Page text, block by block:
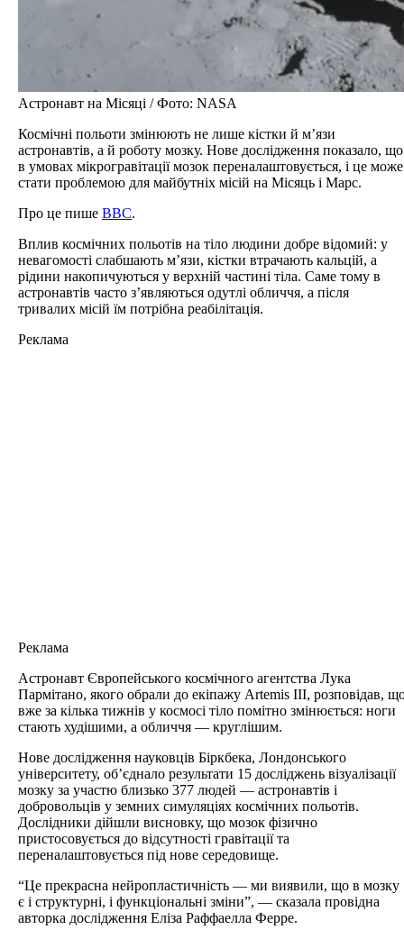
Астронавт на Місяці / Фото: NASA
Космічні польоти змінюють не лише кістки й м’язи
астронавтів, а й роботу мозку. Нове дослідження показало, що
в умовах мікрогравітації мозок переналаштовується, і це може
стати проблемою для майбутніх місій на Місяць і Марс.
Про це пише BBC.
Вплив космічних польотів на тіло людини добре відомий: у
невагомості слабшають м’язи, кістки втрачають кальцій, а
рідини накопичуються у верхній частині тіла. Саме тому в
астронавтів часто з’являються одутлі обличчя, а після
тривалих місій їм потрібна реабілітація.
Реклама
Реклама
Астронавт Європейського космічного агентства Лука
Пармітано, якого обрали до екіпажу Artemis III, розповідав,
вже за кілька тижнів у космосі тіло помітно змінюється: ноги
стають худішими, а обличчя — круглішим.
Нове дослідження науковців Біркбека, Лондонського
університету, об’єднало результати 15 досліджень візуалізації
мозку за участю близько 377 людей — астронавтів і
добровольців у земних симуляціях космічних польотів.
Дослідники дійшли висновку, що мозок фізично
пристосовується до відсутності гравітації та
переналаштовується під нове середовище.
“Це прекрасна нейропластичність — ми виявили, що в мозку
є і структурні, і функціональні зміни”, — сказала провідна
авторка дослідження Еліза Раффаелла Ферре.